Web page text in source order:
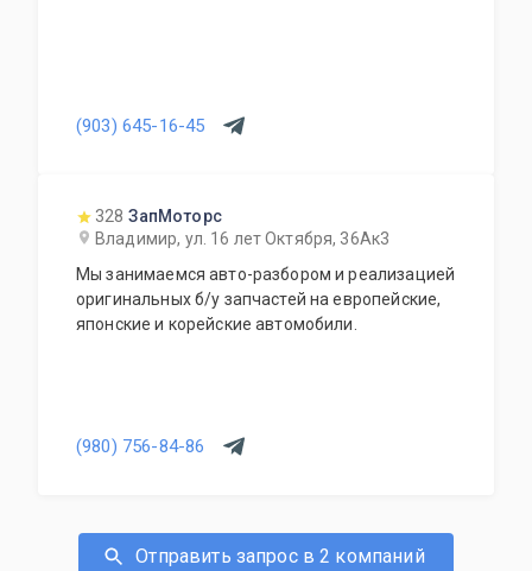
(903) 645-16-45
328 ЗапМоторс
Владимир, ул. 16 лет Октября, 36Ак3
Мы занимаемся авто-разбором и реализацией
оригинальных б/у запчастей на европейские,
японские и корейские автомобили.
(980) 756-84-86
Отправить запрос в 2 компаний